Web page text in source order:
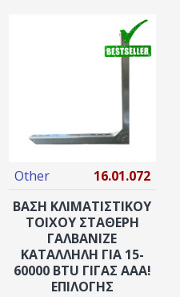
Other
16.01.072
ΒΑΣΗ ΚΛΙΜΑΤΙΣΤΙΚΟΥ
ΤΟΙΧΟΥ ΣΤΑΘΕΡΗ
ΓΑΛΒΑΝΙΖΕ
ΚΑΤΑΛΛΗΛΗ ΓΙΑ 15-
60000 BTU ΓΙΓΑΣ AAA!
ΕΠΙΛΟΓΗΣ